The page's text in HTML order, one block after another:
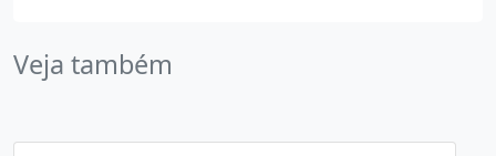
Veja também